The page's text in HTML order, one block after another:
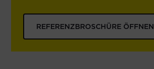
REFERENZBROSCHÜRE ÖFFNEN